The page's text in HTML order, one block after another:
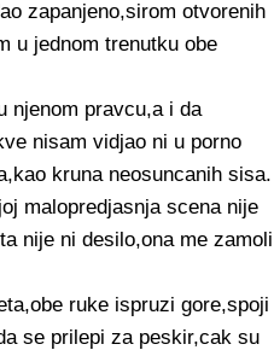
zapanjeno,sirom otvorenih
u jednom trenutku obe
njenom pravcu,a i da
nisam vidjao ni u porno
kruna neosuncanih sisa.
malopredjasnja scena nije
nije ni desilo,ona me zamoli
ruke ispruzi gore,spoji
se prilepi za peskir,cak su